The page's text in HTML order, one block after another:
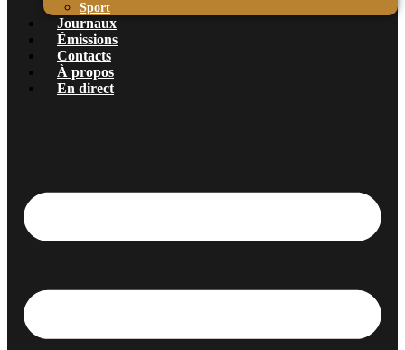
Sport
Journaux
Émissions
Contacts
À propos
En direct